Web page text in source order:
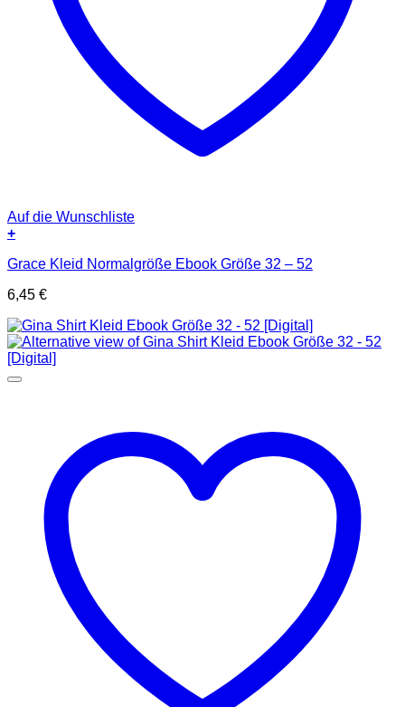
Auf die Wunschliste
+
Grace Kleid Normalgröße Ebook Größe 32 – 52
6,45 €